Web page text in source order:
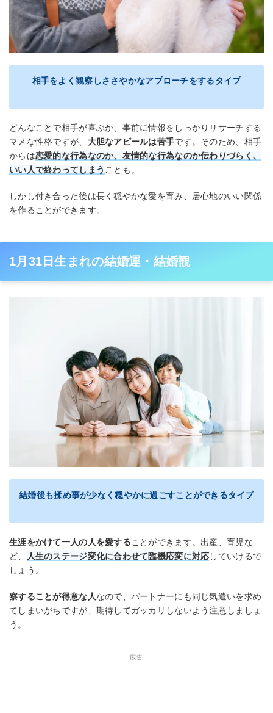
相手をよく観察しささやかなアプローチをするタイプ
どんなことで相手が喜ぶか、事前に情報をしっかりリサーチする
マメな性格ですが、 大胆なアピールは苦手です。そのため、相手
からは恋愛的な行為なのか、友情的な行為なのか伝わりづらく、
いい人で終わってしまう ことも。
しかし付き合った後は長く穏やかな愛を育み、居心地のいい関係
を作ることができます。
1月31日生まれの結婚運・結婚観
結婚後も揉め事が少なく穏やかに過ごすことができるタイプ
生涯をかけて一人の人を愛することができます。出産、育児な
ど、
人生のステージ変化に合わせて臨機応変に対応していけるで
しょう。
察することが得意な人なので、パートナーにも同じ気遣いを求め
てしまいがちですが、期待してガッカリしないよう注意しましょ
う。
広告